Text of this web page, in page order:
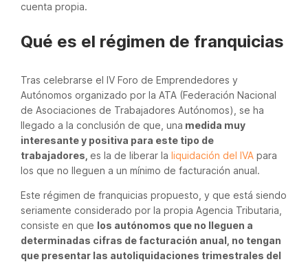
cuenta propia.
Qué es el régimen de franquicias
Tras celebrarse el IV Foro de Emprendedores y
Autónomos organizado por la ATA (Federación Nacional
de Asociaciones de Trabajadores Autónomos), se ha
llegado a la conclusión de que, una medida muy
interesante y positiva para este tipo de
trabajadores, es la de liberar la liquidación del IVA para
los que no lleguen a un mínimo de facturación anual.
Este régimen de franquicias propuesto, y que está siendo
seriamente considerado por la propia Agencia Tributaria,
consiste en que los autónomos que no lleguen a
determinadas cifras de facturación anual, no tengan
que presentar las autoliquidaciones trimestrales del